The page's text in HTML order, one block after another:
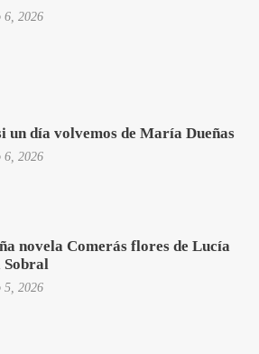
6, 2026
un día volvemos de María Dueñas
6, 2026
novela Comerás flores de Lucía
Sobral
5, 2026